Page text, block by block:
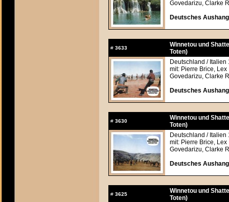
Govedarizu, Clarke
Deutsches
# 3633
Winnetou und
Toten)
Deutschland /
mit: Pierre Brice, Lex
Govedarizu, Clarke
Deutsches
# 3630
Winnetou und
Toten)
Deutschland /
mit: Pierre Brice, Lex
Govedarizu, Clarke
Deutsches
# 3625
Winnetou und
Toten)